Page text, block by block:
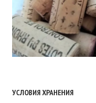
УСЛОВИЯ ХРАНЕНИЯ